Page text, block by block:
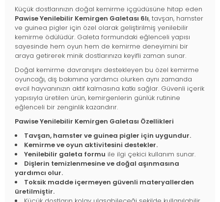
Küçük dostlarınızın doğal kemirme içgüdüsüne hitap eden
Pawise Yenilebilir Kemirgen Galetası 6lı, tavşan, hamster
ve guinea pigler için özel olarak geliştirilmiş yenilebilir
kemirme ödülüdür. Galeta formundaki eğlenceli yapısı
sayesinde hem oyun hem de kemirme deneyimini bir
araya getirerek minik dostlarınıza keyifli zaman sunar.
Doğal kemirme davranışını destekleyen bu özel kemirme
oyuncağı, diş bakımına yardımcı olurken aynı zamanda
evcil hayvanınızın aktif kalmasına katkı sağlar. Güvenli içerik
yapısıyla üretilen ürün, kemirgenlerin günlük rutinine
eğlenceli bir zenginlik kazandırır.
Pawise Yenilebilir Kemirgen Galetası Özellikleri
Tavşan, hamster ve guinea pigler için uygundur.
Kemirme ve oyun aktivitesini destekler.
Yenilebilir galeta formu ile ilgi çekici kullanım sunar.
Dişlerin temizlenmesine ve doğal aşınmasına
yardımcı olur.
Toksik madde içermeyen güvenli materyallerden
üretilmiştir.